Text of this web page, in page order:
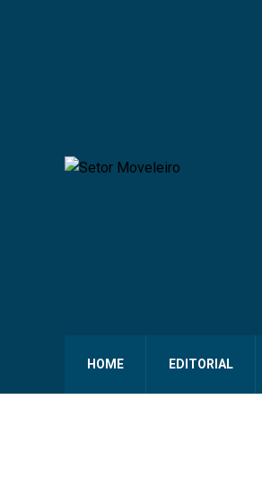
HOME EDITORIAL